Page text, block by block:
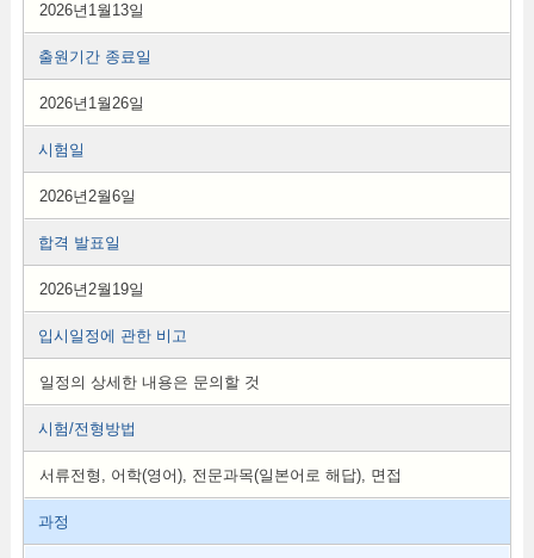
2026년1월13일
출원기간 종료일
2026년1월26일
시험일
2026년2월6일
합격 발표일
2026년2월19일
입시일정에 관한 비고
일정의 상세한 내용은 문의할 것
시험/전형방법
서류전형, 어학(영어), 전문과목(일본어로 해답), 면접
과정